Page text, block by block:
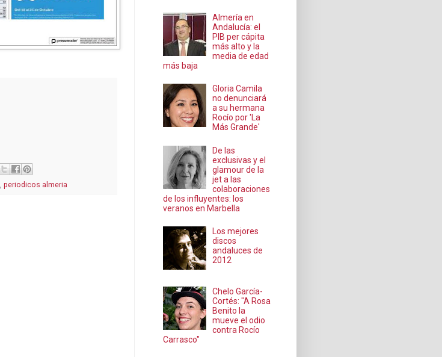
, periodicos almeria
Almería en
Andalucía: el
PIB per cápita
más alto y la
media de edad
más baja
Gloria Camila
no denunciará
a su hermana
Rocío por 'La
Más Grande'
De las
exclusivas y el
glamour de la
jet a las
colaboraciones
de los influyentes: los
veranos en Marbella
Los mejores
discos
andaluces de
2012
Chelo García-
Cortés: "A Rosa
Benito la
mueve el odio
contra Rocío
Carrasco"